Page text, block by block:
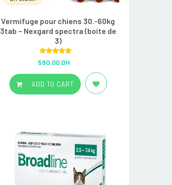
Vermifuge pour chiens 30.-60kg
3tab – Nexgard spectra (boite de
3)
Rated 5.00
out of 5
590.00 DH
ADD TO CART